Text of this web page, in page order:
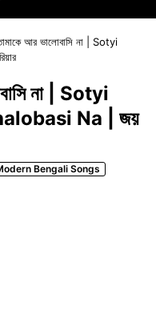
আর ভালোবাসি না | Sotyi
না | Sotyi
Na | জয়
Bengali Songs